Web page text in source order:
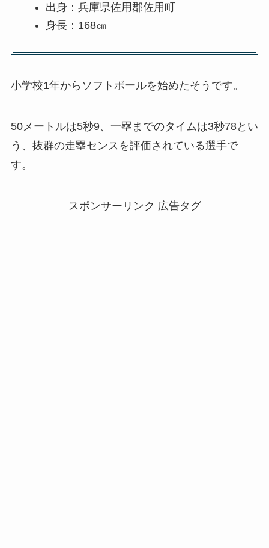
出身：兵庫県佐用郡佐用町
身長：168㎝
小学校1年からソフトボールを始めたそうです。
50メートルは5秒9、一塁までのタイムは3秒78とい
う、抜群の走塁センスを評価されている選手で
す。
スポンサーリンク 広告タグ